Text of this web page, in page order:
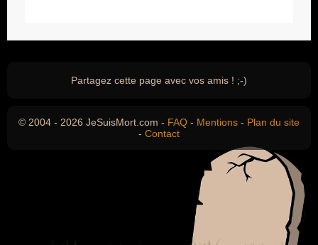
Partagez cette page avec vos amis ! ;-)
© 2004 - 2026 JeSuisMort.com - FAQ - Mentions - Plan du site
- Contact